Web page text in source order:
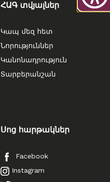
ՀԱԳ տվյալներ
Կապ մեզ հետ
Նորություններ
Կանոնադրություն
Տարբերանշան
Սոց հարթակներ
Facebook
Instagram